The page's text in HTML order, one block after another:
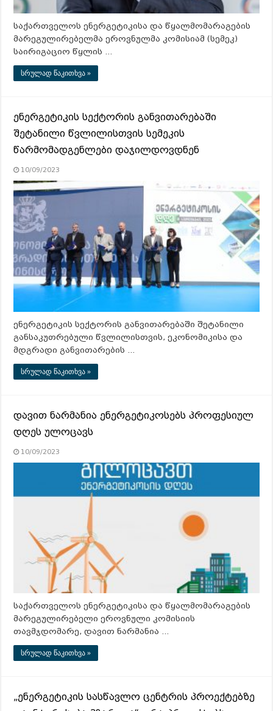
საქართველოს ენერგეტიკისა და წყალმომარაგების
მარეგულირებელმა ეროვნულმა კომისიამ (სემეკ)
საირიგაციო წყლის …
სრულად წაკითხვა »
ენერგეტიკის სექტორის განვითარებაში
შეტანილი წვლილისთვის სემეკის
წარმომადგენლები დაჯილდოვდნენ
10/09/2023
ენერგეტიკის სექტორის განვითარებაში შეტანილი
განსაკუთრებული წვლილისთვის, ეკონომიკისა და
მდგრადი განვითარების …
სრულად წაკითხვა »
დავით ნარმანია ენერგეტიკოსებს პროფესიულ
დღეს ულოცავს
10/09/2023
საქართველოს ენერგეტიკისა და წყალმომარაგების
მარეგულირებელი ეროვნული კომისიის
თავმჯდომარე, დავით ნარმანია …
სრულად წაკითხვა »
„ენერგეტიკის სასწავლო ცენტრის პროექტებზე